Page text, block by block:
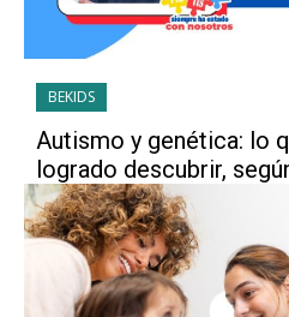
BEKIDS
Autismo y genética: lo
logrado descubrir,